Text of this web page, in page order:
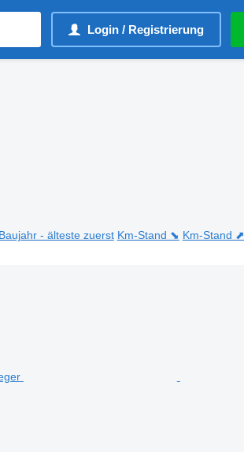
Login / Registrierung
Baujahr - älteste zuerst Km-Stand ⬊ Km-Stand ⬈